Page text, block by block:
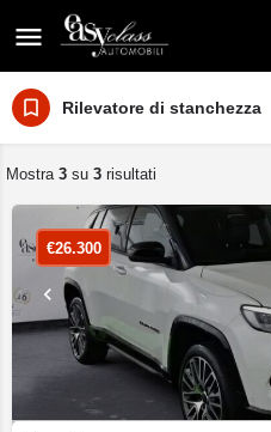
Rilevatore di stanchezza
Mostra 3 su 3 risultati
€26.300